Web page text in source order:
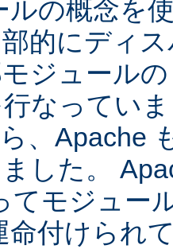
ルの概念を
的にディ
ジュール
なってい
、Apache
した。
てモジュー
命付けられ